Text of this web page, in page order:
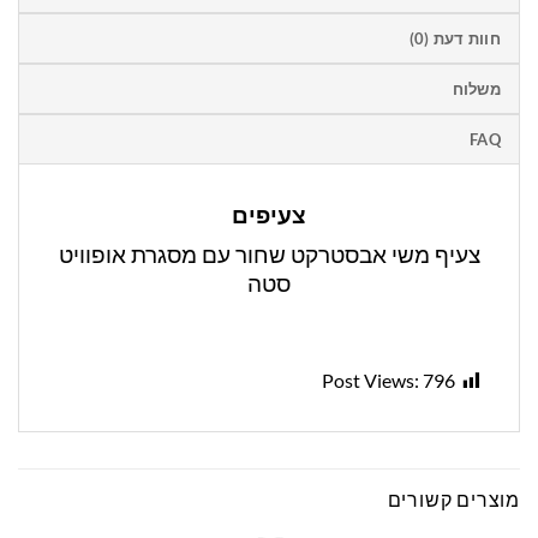
חוות דעת (0)
משלוח
FAQ
צעיפים
צעיף משי אבסטרקט שחור עם מסגרת אופוויט
סטה
Post Views: 796
מוצרים קשורים